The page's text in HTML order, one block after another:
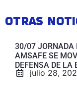
OTRAS
30/07 JORNADA
AMSAFE SE
DEFENSA DE LA
julio 28,